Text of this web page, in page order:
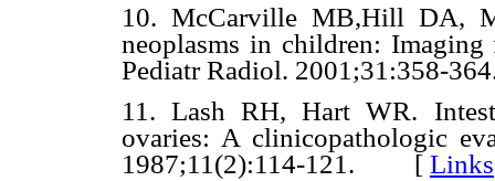
10. McCarville MB,Hill DA,
neoplasms in children:
Pediatr Radiol.
11. Lash RH, Hart WR.
ovaries: A clinicopathologic
1987;11(2):114-121. [ Links